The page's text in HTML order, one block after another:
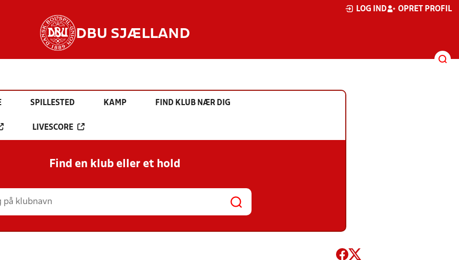
LOG IND OPRET PROFIL
DBU SJÆLLAND
SPILLESTED KAMP FIND KLUB NÆR DIG
LIVESCORE
Find en klub eller et hold